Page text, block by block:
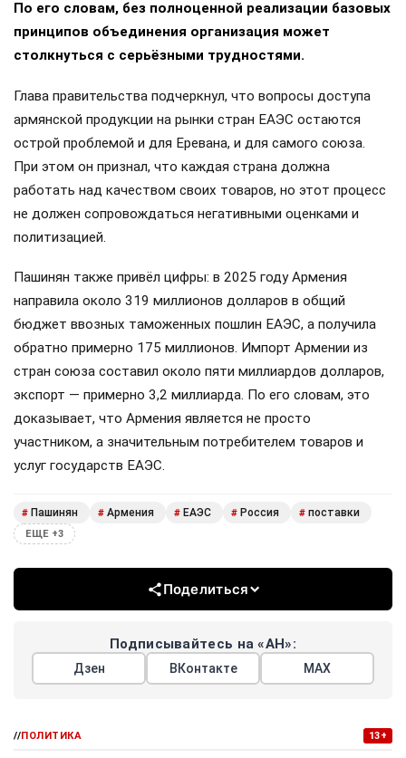
По его словам, без полноценной реализации базовых
принципов объединения организация может
столкнуться с серьёзными трудностями.
Глава правительства подчеркнул, что вопросы доступа
армянской продукции на рынки стран ЕАЭС остаются
острой проблемой и для Еревана, и для самого союза.
При этом он признал, что каждая страна должна
работать над качеством своих товаров, но этот процесс
не должен сопровождаться негативными оценками и
политизацией.
Пашинян также привёл цифры: в 2025 году Армения
направила около 319 миллионов долларов в общий
бюджет ввозных таможенных пошлин ЕАЭС, а получила
обратно примерно 175 миллионов. Импорт Армении из
стран союза составил около пяти миллиардов долларов,
экспорт — примерно 3,2 миллиарда. По его словам, это
доказывает, что Армения является не просто
участником, а значительным потребителем товаров и
услуг государств ЕАЭС.
# Пашинян # Армения # ЕАЭС # Россия # поставки
ЕЩЕ +3
Поделиться
Подписывайтесь на «АН»:
Дзен ВКонтакте МАХ
//ПОЛИТИКА 13+